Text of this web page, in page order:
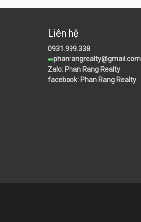
Liên hệ
0931.999.338
phanrangrealty@gmail.com
Zalo: Phan Rang Realty
facebook: Phan Rang Realty